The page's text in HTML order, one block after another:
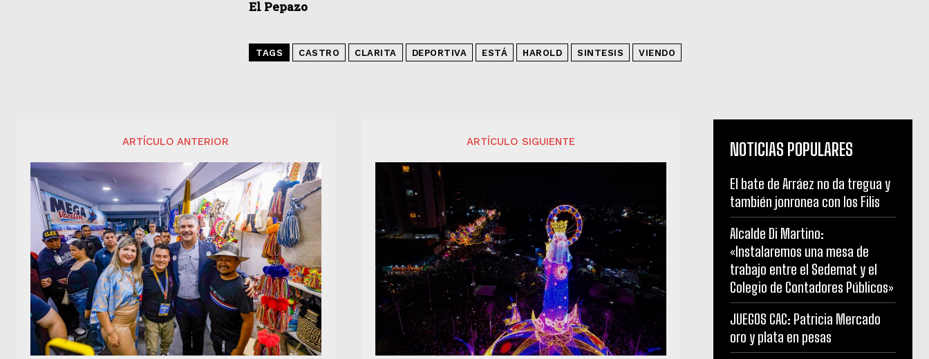
El Pepazo
TAGS CASTRO CLARITA DEPORTIVA ESTÁ HAROLD SINTESIS VIENDO
ARTÍCULO ANTERIOR ARTÍCULO SIGUIENTE NOTICIAS POPULARES
El bate de Arráez no da tregua y
también jonronea con los Filis
Alcalde Di Martino:
«Instalaremos una mesa de
trabajo entre el Sedemat y el
Colegio de Contadores Públicos»
JUEGOS CAC: Patricia Mercado
oro y plata en pesas